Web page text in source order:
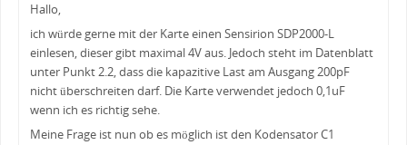
Hallo,
ich würde gerne mit der Karte einen Sensirion SDP2000-L
einlesen, dieser gibt maximal 4V aus. Jedoch steht im Datenblatt
unter Punkt 2.2, dass die kapazitive Last am Ausgang 200pF
nicht überschreiten darf. Die Karte verwendet jedoch 0,1uF
wenn ich es richtig sehe.
Meine Frage ist nun ob es möglich ist den Kodensator C1